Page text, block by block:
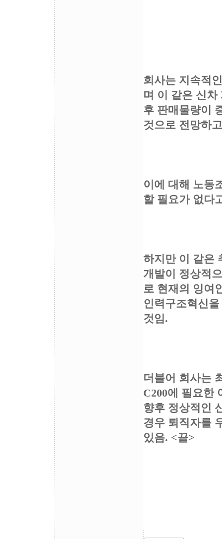
회사는 지속적
며 이 같은 신차
후 판매물량이
것으로 전망하
이에 대해 노동
할 필요가 없다
하지만 이 같은
개발이 정상적
로 현재의 잉여
인력구조혁신
것임.
더불어 회사는
C200에 필요한
향후 정상적인
경우 퇴직자를
있음. <끝>